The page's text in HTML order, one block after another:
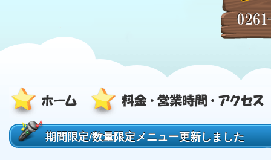
期間限定/数量限定メニュー更新しました